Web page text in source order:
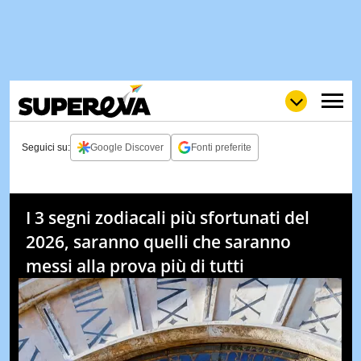
WOW
POP
NEWS
& TV
QUIZ
Seguici su: Google Discover Fonti preferite
I 3 segni zodiacali più sfortunati del
2026, saranno quelli che saranno
messi alla prova più di tutti